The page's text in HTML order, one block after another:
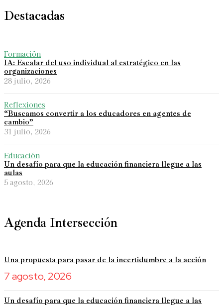
Destacadas
Formación
IA: Escalar del uso individual al estratégico en las
organizaciones
28 julio, 2026
Reflexiones
“Buscamos convertir a los educadores en agentes de
cambio”
31 julio, 2026
Educación
Un desafío para que la educación financiera llegue a las
aulas
5 agosto, 2026
Agenda Intersección
Una propuesta para pasar de la incertidumbre a la acción
7 agosto, 2026
Un desafío para que la educación financiera llegue a las